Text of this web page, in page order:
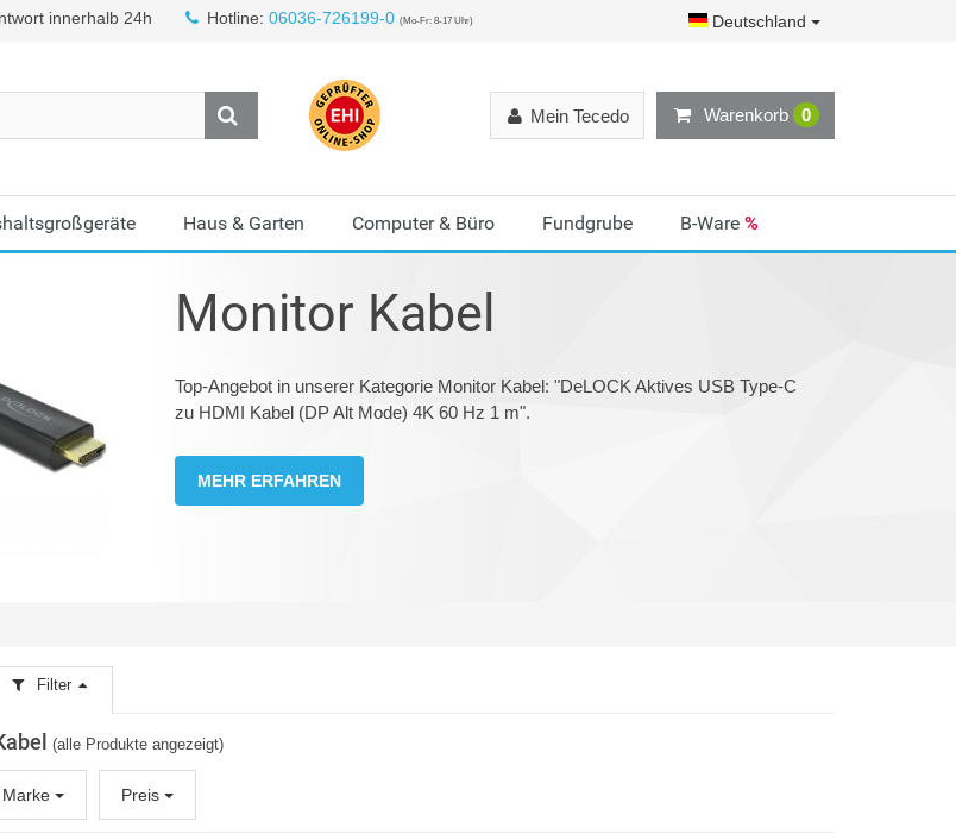
innerhalb 24h Hotline: 06036-726199-0 (Mo-Fr: 8-17 Uhr) Deutschland
Warenkorb 0
Mein Tecedo
Haus & Garten Computer & Büro Fundgrube B-Ware %
Monitor Kabel
Top-Angebot in unserer Kategorie Monitor Kabel: "DeLOCK Aktives USB Type-C
zu HDMI Kabel (DP Alt Mode) 4K 60 Hz 1 m".
MEHR ERFAHREN
Filter
(alle Produkte angezeigt)
Marke Preis